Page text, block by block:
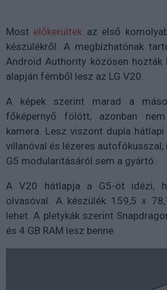
Most előkerültek az első
készülékről. A megbízhatónak
Android Authority közösen hozták
alapján fémből lesz az LG V20.
A képek szerint marad a
főképernyő fölött, azonban
kamera. Lesz viszont dupla hátlapi
villanóval és lézeres autofókusszal,
G5 modularitásáról sem a gyártó.
A V20 hátlapja a G5-öt idézi,
olvasóval. A készülék 159,5 x
lehet. A pletykák szerint
és 4 GB RAM lesz benne.